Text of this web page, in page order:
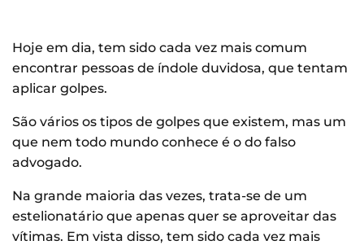
Hoje em dia, tem sido cada vez mais comum
encontrar pessoas de índole duvidosa, que tentam
aplicar golpes.
São vários os tipos de golpes que existem, mas um
que nem todo mundo conhece é o do falso
advogado.
Na grande maioria das vezes, trata-se de um
estelionatário que apenas quer se aproveitar das
vítimas. Em vista disso, tem sido cada vez mais